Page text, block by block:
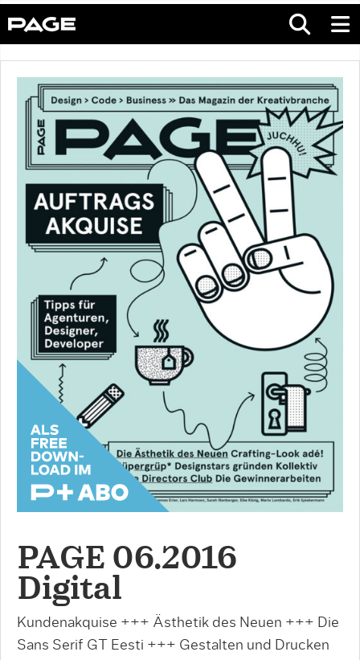
PAGE 06.2016
Digital
Kundenakquise +++ Ästhetik des Neuen +++ Die
Sans Serif GT Eesti +++ Gestalten und Drucken